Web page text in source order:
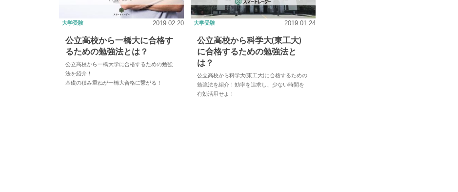
大学受験 2019.02.20
公立高校から一橋大に合格す
るための勉強法とは？
公立高校から一橋大学に合格するための勉強
法を紹介！
基礎の積み重ねが一橋大合格に繋がる！
大学受験 2019.01.24
公立高校から科学大(東工大)
に合格するための勉強法と
は？
公立高校から科学大(東工大)に合格するための
勉強法を紹介！効率を追求し、少ない時間を
有効活用せよ！